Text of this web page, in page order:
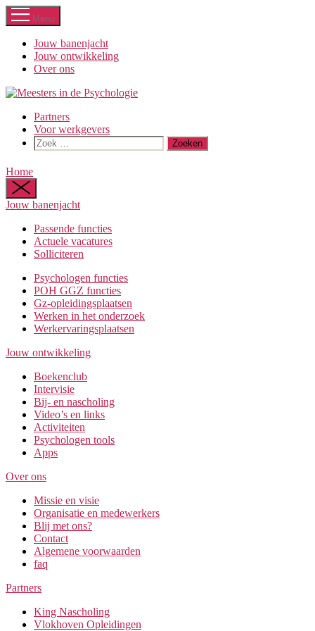
Ga
naar
inhoud
Menu
Jouw banenjacht
Jouw ontwikkeling
Over ons
Partners
Voor werkgevers
Zoeken
naar:
Home
Jouw banenjacht
Passende functies
Actuele vacatures
Solliciteren
Psychologen functies
POH GGZ functies
Gz-opleidingsplaatsen
Werken in het onderzoek
Werkervaringsplaatsen
Jouw ontwikkeling
Boekenclub
Intervisie
Bij- en nascholing
Video’s en links
Activiteiten
Psychologen tools
Apps
Over ons
Missie en visie
Organisatie en medewerkers
Blij met ons?
Contact
Algemene voorwaarden
faq
Partners
King Nascholing
Vlokhoven Opleidingen